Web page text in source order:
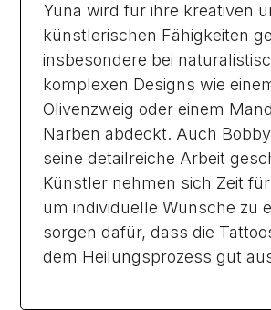
Yuna wird für ihre kreativen
künstlerischen Fähigkeiten
insbesondere bei
komplexen Designs wie
Olivenzweig oder einem
Narben abdeckt. Auch
seine detailreiche Arbeit
Künstler nehmen sich Zeit
um individuelle Wünsche zu
sorgen dafür, dass die
dem Heilungsprozess gut